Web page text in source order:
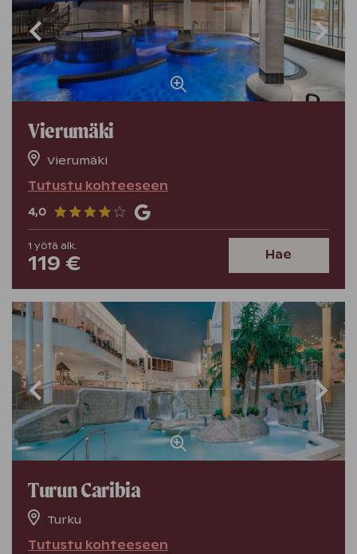
Vierumäki
Vierumäki
Tutustu kohteeseen
4,0
1 yötä alk.
119 € Hae
Turun Caribia
Turku
Tutustu kohteeseen